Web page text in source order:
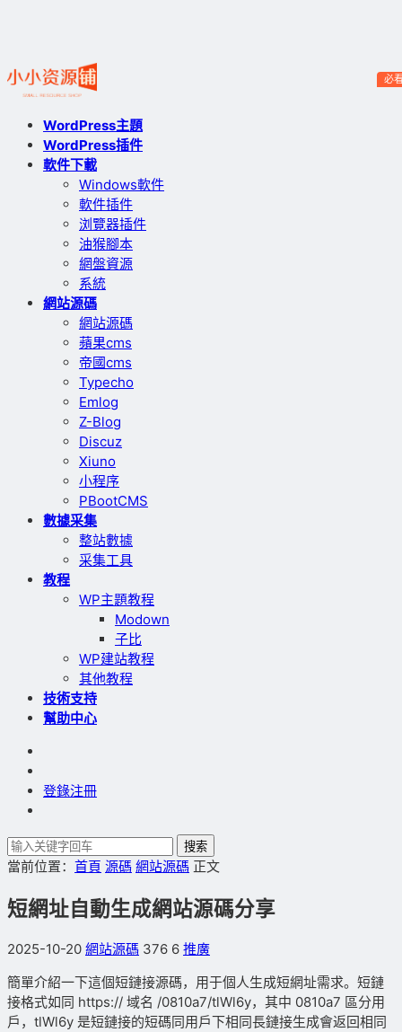
WordPress主題
WordPress插件
軟件下載
Windows軟件
軟件插件
浏覽器插件
油猴腳本
網盤資源
系統
網站源碼
網站源碼
蘋果cms
帝國cms
Typecho
Emlog
Z-Blog
Discuz
Xiuno
小程序
PBootCMS
數據采集
整站數據
采集工具
教程
WP主題教程
Modown
子比
WP建站教程
其他教程
技術支持
幫助中心
必
登錄注冊
搜索
當前位置： 首頁 源碼 網站源碼 正文
短網址自動生成網站源碼分享
2025-10-20 網站源碼 376 6 推廣
簡單介紹一下這個短鏈接源碼，用于個人生成短網址需求。短鏈
接格式如同 https:// 域名 /0810a7/tlWl6y，其中 0810a7 區分用
戶，tlWl6y 是短鏈接的短碼同用戶下相同長鏈接生成會返回相同